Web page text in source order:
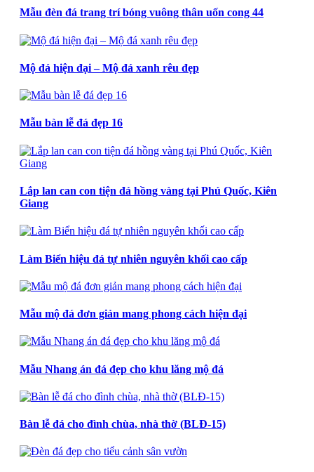
Mẫu đèn đá trang trí bóng vuông thân uốn cong 44
Mộ đá hiện đại – Mộ đá xanh rêu đẹp
Mẫu bàn lễ đá đẹp 16
Lắp lan can con tiện đá hồng vàng tại Phú Quốc, Kiên
Giang
Làm Biển hiệu đá tự nhiên nguyên khối cao cấp
Mẫu mộ đá đơn giản mang phong cách hiện đại
Mẫu Nhang án đá đẹp cho khu lăng mộ đá
Bàn lễ đá cho đình chùa, nhà thờ (BLĐ-15)